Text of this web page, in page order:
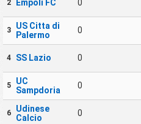
2 Empoli FC 0
3
US Citta di
Palermo
0
4 SS Lazio 0
5
UC
Sampdoria
0
6
Udinese
Calcio
0